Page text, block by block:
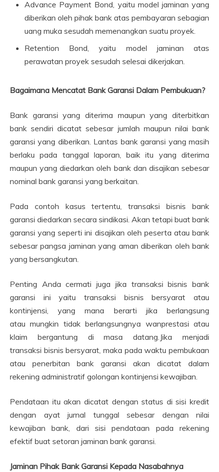
Advance Payment Bond, yaitu model jaminan yang
diberikan oleh pihak bank atas pembayaran sebagian
uang muka sesudah memenangkan suatu proyek.
Retention Bond, yaitu model jaminan atas
perawatan proyek sesudah selesai dikerjakan.
Bagaimana Mencatat Bank Garansi Dalam Pembukuan?
Bank garansi yang diterima maupun yang diterbitkan
bank sendiri dicatat sebesar jumlah maupun nilai bank
garansi yang diberikan. Lantas bank garansi yang masih
berlaku pada tanggal laporan, baik itu yang diterima
maupun yang diedarkan oleh bank dan disajikan sebesar
nominal bank garansi yang berkaitan.
Pada contoh kasus tertentu, transaksi bisnis bank
garansi diedarkan secara sindikasi. Akan tetapi buat bank
garansi yang seperti ini disajikan oleh peserta atau bank
sebesar pangsa jaminan yang aman diberikan oleh bank
yang bersangkutan.
Penting Anda cermati juga jika transaksi bisnis bank
garansi ini yaitu transaksi bisnis bersyarat atau
kontinjensi, yang mana berarti jika berlangsung
atau mungkin tidak berlangsungnya wanprestasi atau
klaim bergantung di masa datang.Jika menjadi
transaksi bisnis bersyarat, maka pada waktu pembukaan
atau penerbitan bank garansi akan dicatat dalam
rekening administratif golongan kontinjensi kewajiban.
Pendataan itu akan dicatat dengan status di sisi kredit
dengan ayat jurnal tunggal sebesar dengan nilai
kewajiban bank, dari sisi pendataan pada rekening
efektif buat setoran jaminan bank garansi.
Jaminan Pihak Bank Garansi Kepada Nasabahnya